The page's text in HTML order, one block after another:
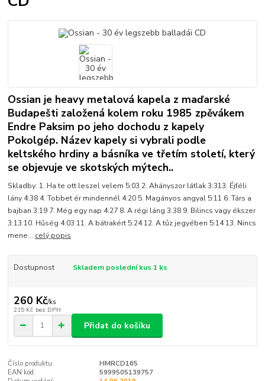
Ossian je heavy metalová kapela z maďarské
Budapešti založená kolem roku 1985 zpěvákem
Endre Paksim po jeho dochodu z kapely
Pokolgép. Název kapely si vybrali podle
keltského hrdiny a básníka ve třetím století, který
se objevuje ve skotských mýtech..
Skladby: 1. Ha te ott leszel velem 5:03 2. Ahányszor látlak 3:313. Éjféli
lány 4:38 4. Tobbet ér mindennél 4:20 5. Magányos angyal 5:11 6. Társ a
bajban 3:19 7. Még egy nap 4:27 8. A régi láng 3:38 9. Bilincs vagy ékszer
3:13 10. Hűség 4:03 11. A bátrakért 5:24 12. A tűz jegyében 5:14 13. Nincs
mene... celý popis
Dostupnost Skladem poslední kus 1 ks
260 Kč/ks
215 Kč bez DPH
Přidat do košíku
Číslo produktu:
HMRCD165
EAN kód:
5999505139757